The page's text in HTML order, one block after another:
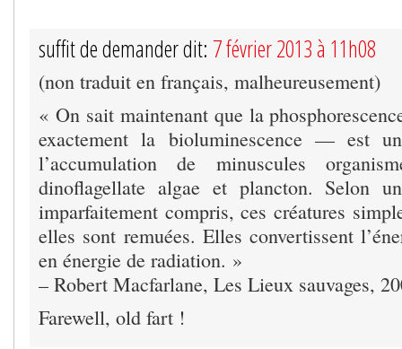
suffit de demander dit: 7 février 2013 à 11h08
(non traduit en français, malheureusement)
« On sait maintenant que la
exactement la bioluminescence — est
l’accumulation de minuscules
dinoflagellate algae et plancton. Selon
imparfaitement compris, ces créatures
elles sont remuées. Elles convertissent
en énergie de radiation. »
– Robert Macfarlane, Les Lieux sauvages,
Farewell, old fart !